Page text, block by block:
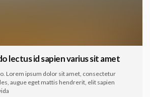
lectus id sapien varius sit amet
Lorem ipsum dolor sit amet, consectetur
augue eget mattis hendrerit, elit sapien